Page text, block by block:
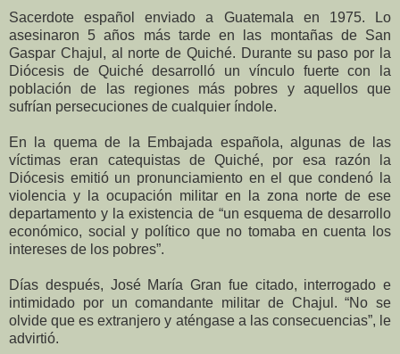
Sacerdote español enviado a Guatemala en 1975. Lo
asesinaron 5 años más tarde en las montañas de San
Gaspar Chajul, al norte de Quiché. Durante su paso por la
Diócesis de Quiché desarrolló un vínculo fuerte con la
población de las regiones más pobres y aquellos que
sufrían persecuciones de cualquier índole.
En la quema de la Embajada española, algunas de las
víctimas eran catequistas de Quiché, por esa razón la
Diócesis emitió un pronunciamiento en el que condenó la
violencia y la ocupación militar en la zona norte de ese
departamento y la existencia de “un esquema de desarrollo
económico, social y político que no tomaba en cuenta los
intereses de los pobres”.
Días después, José María Gran fue citado, interrogado e
intimidado por un comandante militar de Chajul. “No se
olvide que es extranjero y aténgase a las consecuencias”, le
advirtió.